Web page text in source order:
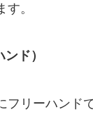
。
ド）
フリーハンド